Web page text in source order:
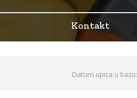
Kontakt
Datum upisa u bazu: